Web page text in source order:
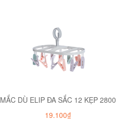
MẮC DÙ ELIP ĐA SẮC 12 KẸP 2800
19.100₫